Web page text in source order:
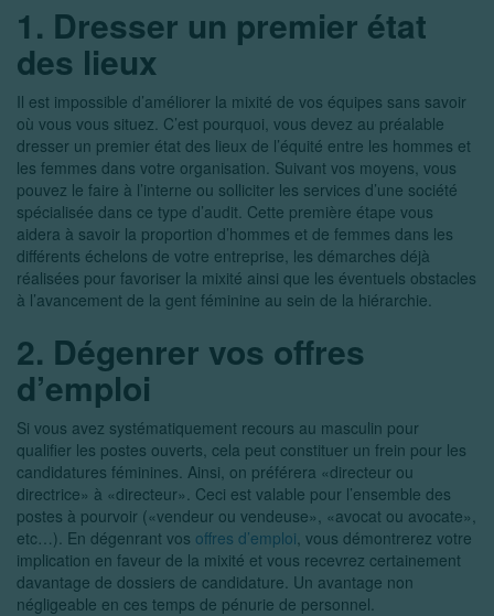
1. Dresser un premier état
des lieux
Il est impossible d’améliorer la mixité de vos équipes sans savoir
où vous vous situez. C’est pourquoi, vous devez au préalable
dresser un premier état des lieux de l’équité entre les hommes et
les femmes dans votre organisation. Suivant vos moyens, vous
pouvez le faire à l’interne ou solliciter les services d’une société
spécialisée dans ce type d’audit. Cette première étape vous
aidera à savoir la proportion d’hommes et de femmes dans les
différents échelons de votre entreprise, les démarches déjà
réalisées pour favoriser la mixité ainsi que les éventuels obstacles
à l’avancement de la gent féminine au sein de la hiérarchie.
2. Dégenrer vos offres
d’emploi
Si vous avez systématiquement recours au masculin pour
qualifier les postes ouverts, cela peut constituer un frein pour les
candidatures féminines. Ainsi, on préférera «directeur ou
directrice» à «directeur». Ceci est valable pour l’ensemble des
postes à pourvoir («vendeur ou vendeuse», «avocat ou avocate»,
etc…). En dégenrant vos offres d’emploi, vous démontrerez votre
implication en faveur de la mixité et vous recevrez certainement
davantage de dossiers de candidature. Un avantage non
négligeable en ces temps de pénurie de personnel.